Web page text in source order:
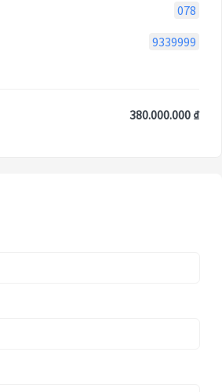
078
9339999
380.000.000 ₫